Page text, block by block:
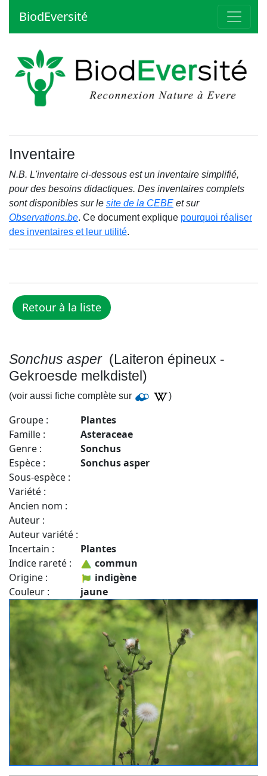
BiodEversité
Inventaire
N.B. L'inventaire ci-dessous est un inventaire simplifié,
pour des besoins didactiques. Des inventaires complets
sont disponibles sur le site de la CEBE et sur
Observations.be. Ce document explique pourquoi réaliser
des inventaires et leur utilité.
Sonchus asper (Laiteron épineux -
Gekroesde melkdistel)
(voir aussi fiche complète sur )
Groupe :
Plantes
Famille :
Asteraceae
Genre :
Sonchus
Espèce :
Sonchus asper
Sous-espèce :
Variété :
Ancien nom :
Auteur :
Auteur variété :
Incertain :
Plantes
Indice rareté :
commun
Origine :
indigène
Couleur :
jaune